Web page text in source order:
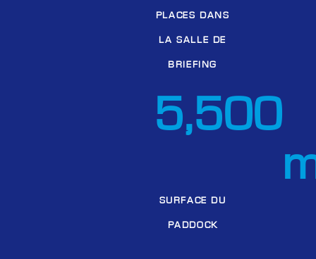
PLACES DANS
LA SALLE DE
BRIEFING
5,500
SURFACE DU
PADDOCK